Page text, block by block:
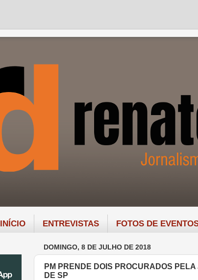
INÍCIO ENTREVISTAS FOTOS DE
DOMINGO, 8 DE JULHO DE 2018
PM PRENDE DOIS PROCURADOS
DE SP